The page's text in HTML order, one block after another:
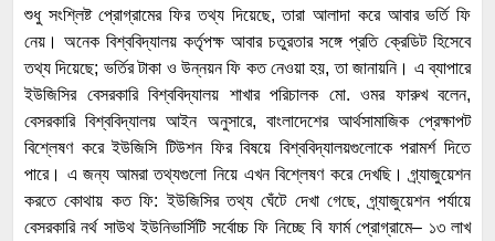
শুধু সংশ্লিষ্ট প্রোগ্রামের ফির তথ্য দিয়েছে, তারা আলাদা করে আবার ভর্তি ফি
নেয়। অনেক বিশ্ববিদ্যালয় কর্তৃপক্ষ আবার চতুরতার সঙ্গে প্রতি ক্রেডিট হিসেবে
তথ্য দিয়েছে; ভর্তির টাকা ও উন্নয়ন ফি কত নেওয়া হয়, তা জানায়নি। এ ব্যাপারে
ইউজিসির বেসরকারি বিশ্ববিদ্যালয় শাখার পরিচালক মো. ওমর ফারুখ বলেন,
বেসরকারি বিশ্ববিদ্যালয় আইন অনুসারে, বাংলাদেশের আর্থসামাজিক প্রেক্ষাপট
বিশ্লেষণ করে ইউজিসি টিউশন ফির বিষয়ে বিশ্ববিদ্যালয়গুলোকে পরামর্শ দিতে
পারে। এ জন্য আমরা তথ্যগুলো নিয়ে এখন বিশ্লেষণ করে দেখছি। গ্র্যাজুয়েশন
করতে কোথায় কত ফি: ইউজিসির তথ্য ঘেঁটে দেখা গেছে, গ্র্যাজুয়েশন পর্যায়ে
বেসরকারি নর্থ সাউথ ইউনিভার্সিটি সর্বোচ্চ ফি নিচ্ছে বি ফার্ম প্রোগ্রামে– ১৩ লাখ